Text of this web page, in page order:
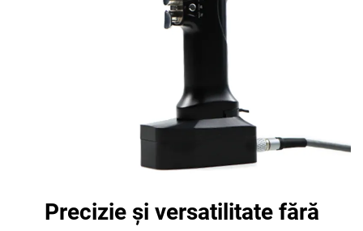
Precizie și versatilitate fără